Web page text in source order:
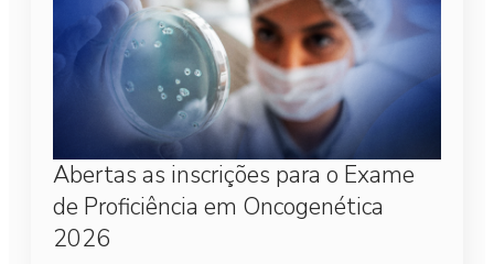
Abertas as inscrições para o Exame
de Proficiência em Oncogenética
2026